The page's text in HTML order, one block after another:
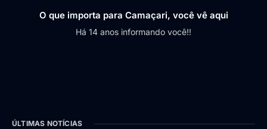
O que importa para Camaçari, você vê aqui
Há 14 anos informando você!!
ÚLTIMAS NOTÍCIAS